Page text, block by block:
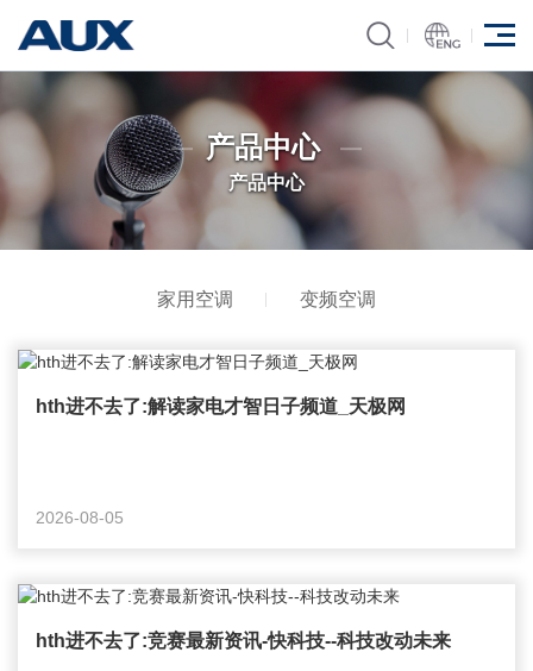
产品中心
产品中心
家用空调 变频空调
hth进不去了:解读家电才智日子频道_天极网
2026-08-05
hth进不去了:竞赛最新资讯-快科技--科技改动未来